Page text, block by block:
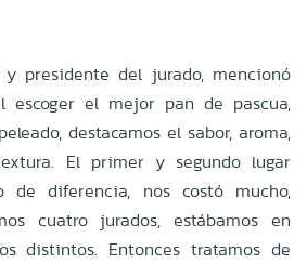
y presidente del jurado, mencionó
escoger el mejor pan de pascua,
destacamos el sabor, aroma,
El primer y segundo lugar
diferencia, nos costó mucho,
cuatro jurados, estábamos en
distintos. Entonces tratamos de